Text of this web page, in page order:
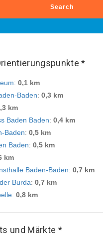
Search
*
: 0,1 km
Baden: 0,3 km
km
Baden Baden: 0,4 km
Baden: 0,5 km
Baden: 0,5 km
km
Baden-Baden: 0,7 km
Burda: 0,7 km
: 0,8 km
und Märkte *